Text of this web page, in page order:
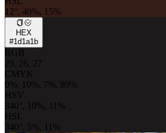
12°, 40%, 15%
HEX
#1d1a1b
RGB
29, 26, 27
CMYK
0%, 10%, 7%, 89%
HSV
340°, 10%, 11%
HSL
340°, 5%, 11%